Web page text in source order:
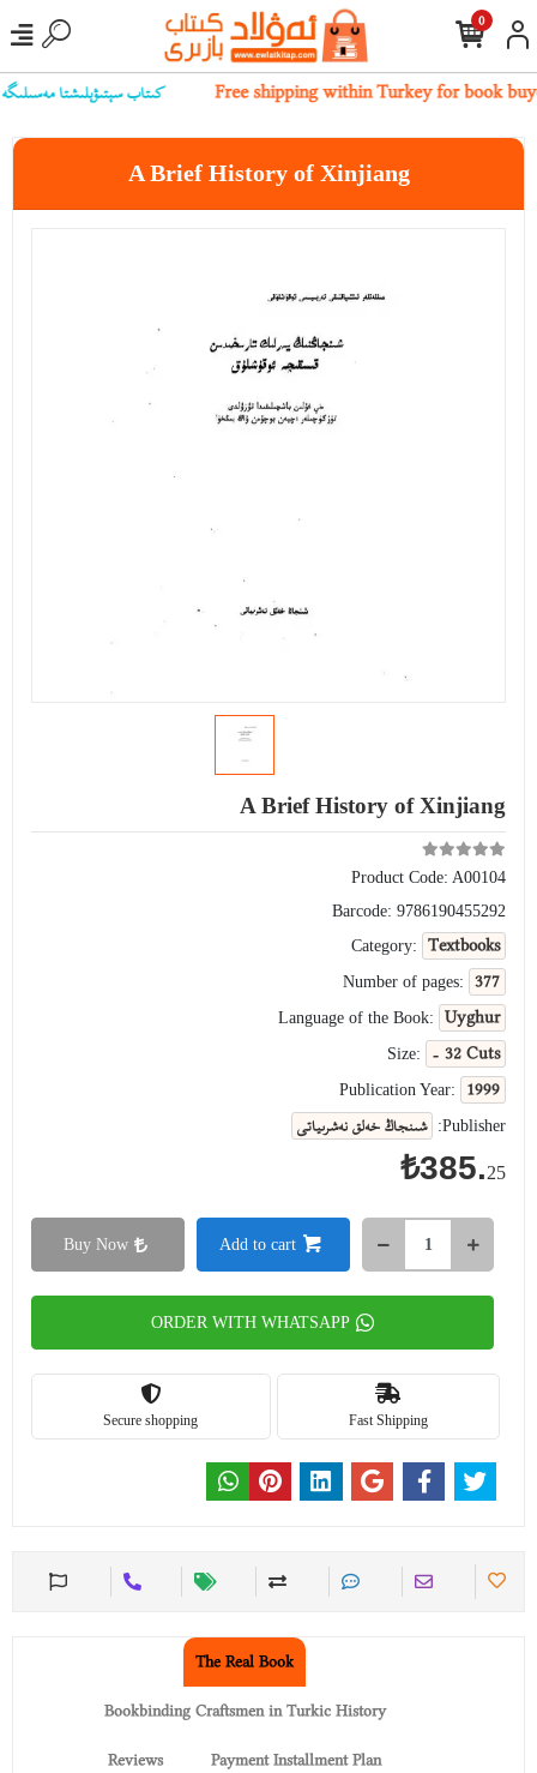
كىتاب سېتىۋېلىشتا مەسىلىگە Free shipping within Turkey for book
0
A Brief History of Xinjiang
A Brief History of Xinjiang
Product Code: A00104
Barcode: 9786190455292
Category:
Textbooks
Number of pages: 377
Language of the Book: Uyghur
Size: - 32 Cuts
Publication Year: 1999
Publisher: شىنجاڭ خەلق نەشرىياتى
₺385.25
Add to cart
Buy Now
ORDER WITH WHATSAPP
Fast Shipping
Secure shopping
The Real Book
Bookbinding Craftsmen in Turkic History
Payment Installment Plan
Reviews